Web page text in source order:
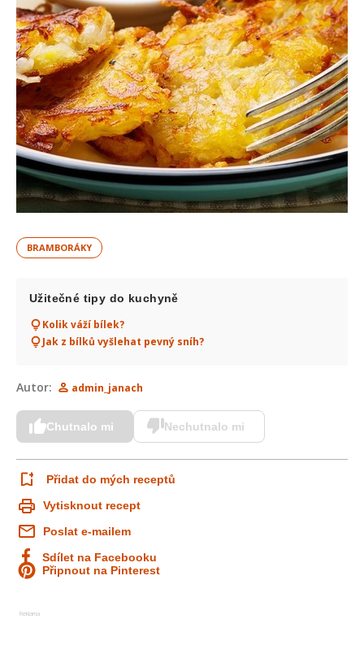
BRAMBORÁKY
Užitečné tipy do kuchyně
Kolik váží bílek?
Jak z bílků vyšlehat pevný sníh?
Autor: admin_janach
Chutnalo mi Nechutnalo mi
Přidat do mých receptů
Vytisknout recept
Poslat e-mailem
Sdílet na Facebooku
Připnout na Pinterest
Reklama